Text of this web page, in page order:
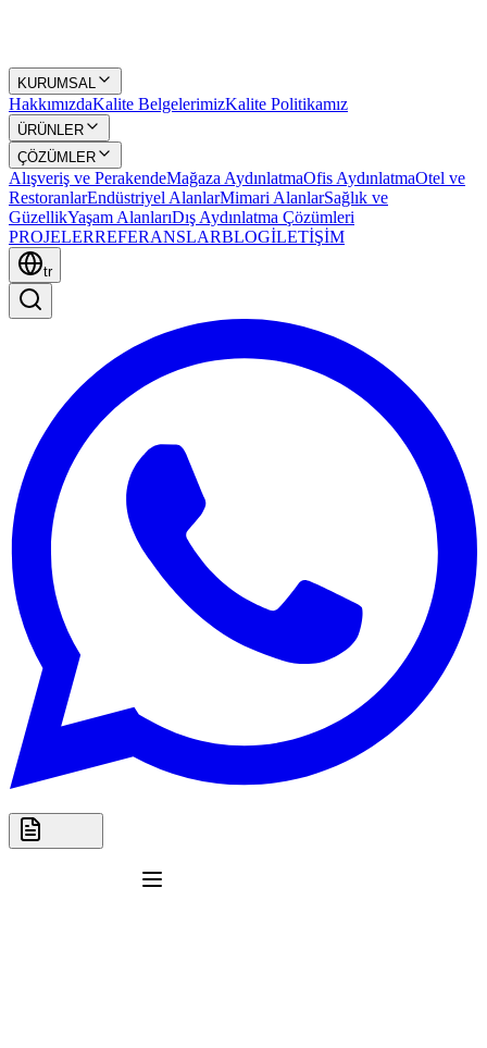
KURUMSAL
HakkımızdaKalite BelgelerimizKalite Politikamız
ÜRÜNLER
ÇÖZÜMLER
Alışveriş ve PerakendeMağaza AydınlatmaOfis AydınlatmaOtel ve
RestoranlarEndüstriyel AlanlarMimari AlanlarSağlık ve
GüzellikYaşam AlanlarıDış Aydınlatma Çözümleri
PROJELERREFERANSLARBLOGİLETİŞİM
tr